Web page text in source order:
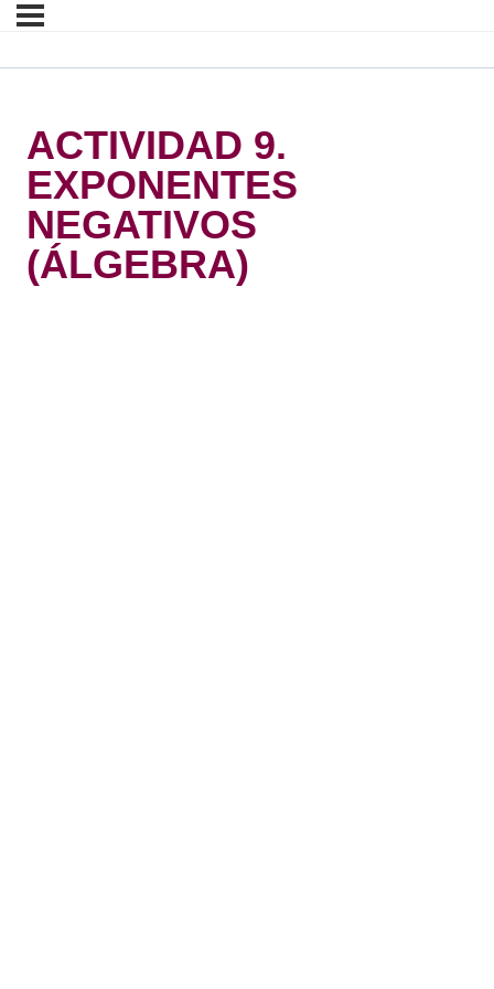
ACTIVIDAD 9.
EXPONENTES
NEGATIVOS
(ÁLGEBRA)